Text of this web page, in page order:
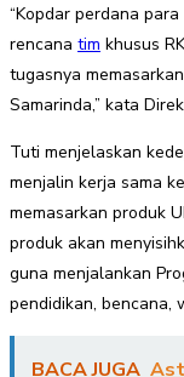
“Kopdar perdana
rencana tim khusus
tugasnya
Samarinda,” kata
Tuti menjelaskan
menjalin kerja sama
memasarkan produk
produk akan
guna menjalankan
pendidikan, bencana,
BACA JUGA